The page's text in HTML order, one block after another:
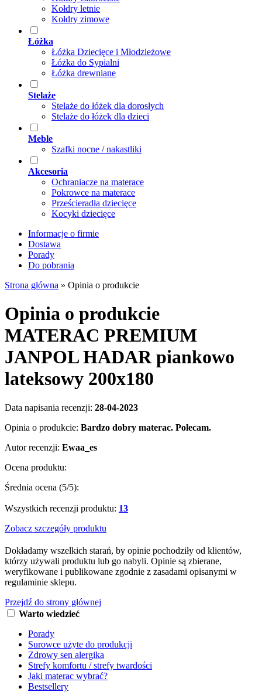
Kołdry letnie
Kołdry zimowe
Łóżka
Łóżka Dziecięce i Młodzieżowe
Łóżka do Sypialni
Łóżka drewniane
Stelaże
Stelaże do łóżek dla dorosłych
Stelaże do łóżek dla dzieci
Meble
Szafki nocne / nakastliki
Akcesoria
Ochraniacze na materace
Pokrowce na materace
Prześcieradła dziecięce
Kocyki dziecięce
Informacje o firmie
Dostawa
Porady
Do pobrania
Strona główna » Opinia o produkcie
Opinia o produkcie
MATERAC PREMIUM
JANPOL HADAR piankowo
lateksowy 200x180
Data napisania recenzji: 28-04-2023
Opinia o produkcie: Bardzo dobry materac. Polecam.
Autor recenzji: Ewaa_es
Ocena produktu:
Średnia ocena (5/5):
Wszystkich recenzji produktu: 13
Zobacz szczegóły produktu
Dokładamy wszelkich starań, by opinie pochodziły od klientów,
którzy używali produktu lub go nabyli. Opinie są zbierane,
weryfikowane i publikowane zgodnie z zasadami opisanymi w
regulaminie sklepu.
Przejdź do strony głównej
Warto wiedzieć
Porady
Surowce użyte do produkcji
Zdrowy sen alergika
Strefy komfortu / strefy twardości
Jaki materac wybrać?
Bestsellery